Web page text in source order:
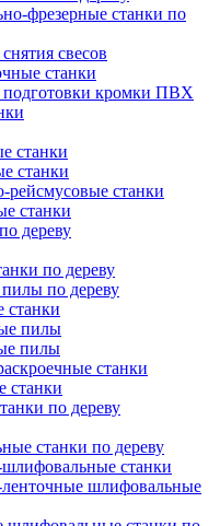
фрезерные станки по
свесов
станки
подготовки кромки ПВХ
станки
станки
рейсмусовые станки
станки
дереву
по дереву
по дереву
станки
пилы
пилы
станки
станки
по дереву
станки по дереву
шлифовальные станки
ленточные шлифовальные